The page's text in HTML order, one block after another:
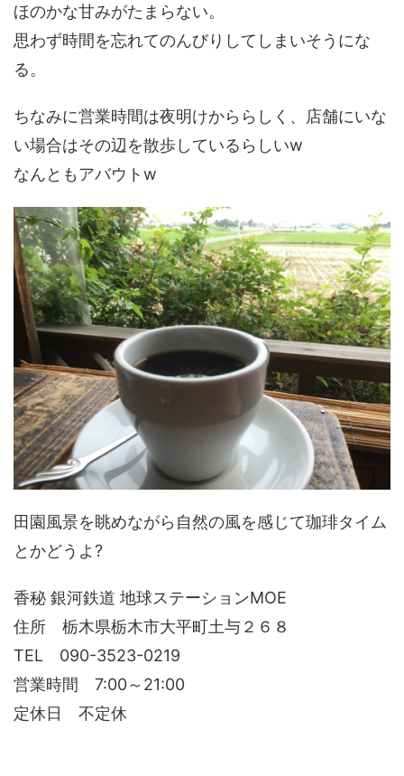
ほのかな甘みがたまらない。
思わず時間を忘れてのんびりしてしまいそうにな
る。
ちなみに営業時間は夜明けかららしく、店舗にいな
い場合はその辺を散歩しているらしいw
なんともアバウトw
田園風景を眺めながら自然の風を感じて珈琲タイム
とかどうよ?
香秘 銀河鉄道 地球ステーションMOE
住所 栃木県栃木市大平町土与２６８
TEL 090-3523-0219
営業時間 7:00～21:00
定休日 不定休